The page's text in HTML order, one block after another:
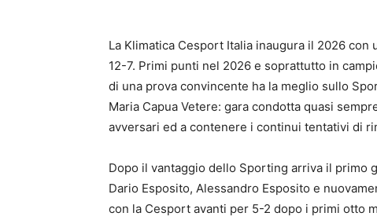
La Klimatica Cesport Italia inaugura il 2026
12-7. Primi punti nel 2026 e soprattutto in
di una prova convincente ha la meglio sullo
Maria Capua Vetere: gara condotta quasi
avversari ed a contenere i continui tentativi di
Dopo il vantaggio dello Sporting arriva il primo
Dario Esposito, Alessandro Esposito e
con la Cesport avanti per 5-2 dopo i primi otto